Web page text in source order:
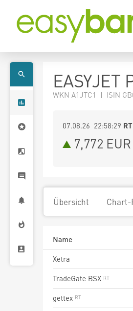
EASYJET
WKN A1JTC1 | ISIN
07.08.26 22:58:29 RT
7,772 EUR
Übersicht Chart-
Name
Xetra
TradeGate BSX
gettex